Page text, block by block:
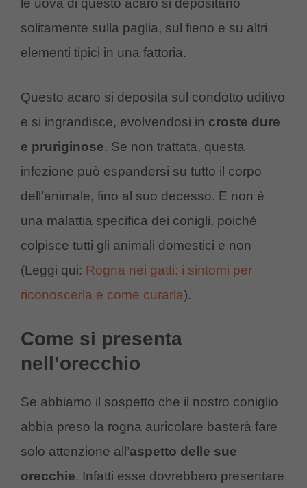
le uova di questo acaro si depositano
solitamente sulla paglia, sul fieno e su altri
elementi tipici in una fattoria.
Questo acaro si deposita sul condotto uditivo
e si ingrandisce, evolvendosi in croste dure
e pruriginose. Se non trattata, questa
infezione può espandersi su tutto il corpo
dell’animale, fino al suo decesso. E non è
una malattia specifica dei conigli, poiché
colpisce tutti gli animali domestici e non
(Leggi qui: Rogna nei gatti: i sintomi per
riconoscerla e come curarla).
Come si presenta
nell’orecchio
Se abbiamo il sospetto che il nostro coniglio
abbia preso la rogna auricolare basterà fare
solo attenzione all’aspetto delle sue
orecchie. Infatti esse dovrebbero presentare